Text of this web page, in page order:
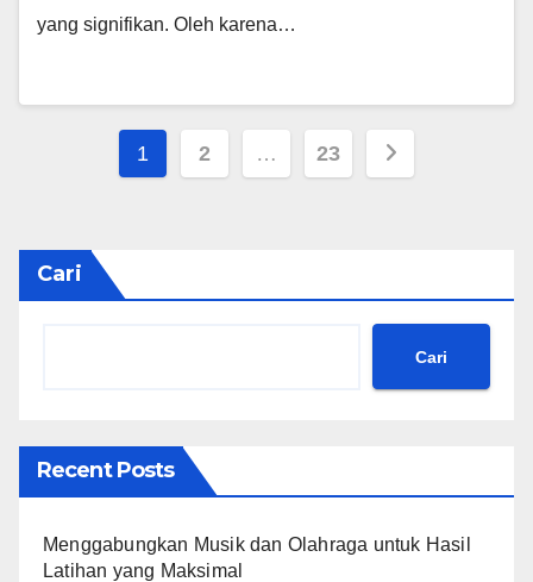
yang signifikan. Oleh karena…
Paginasi
1 2 … 23
Cari
Cari
Recent Posts
Menggabungkan Musik dan Olahraga untuk Hasil
Latihan yang Maksimal